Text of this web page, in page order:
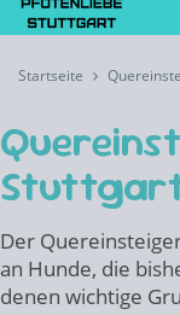
Startseite
Der
an Hunde, die
denen wichtige